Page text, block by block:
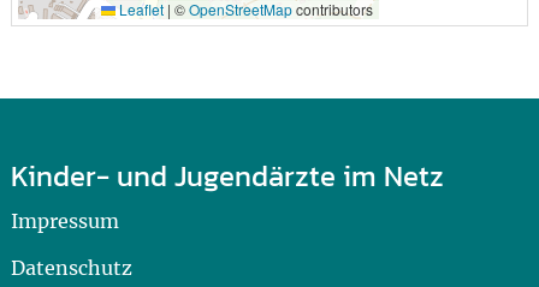
Leaflet | ©OpenStreetMapcontributors
Kinder- und Jugendärzte im Netz
Impressum
Datenschutz